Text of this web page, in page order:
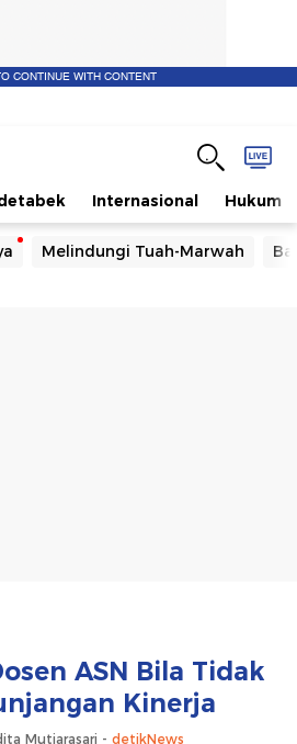
CONTINUE WITH CONTENT
Internasional Hukum
Melindungi Tuah-Marwah
ASN Bila Tidak
Kinerja
Mutiarasari - detikNews